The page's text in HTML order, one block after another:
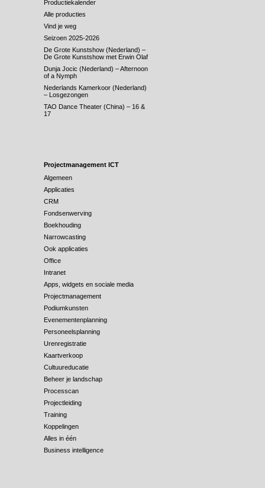
Productiekalender
Alle producties
Vind je weg
Seizoen 2025-2026
De Grote Kunstshow (Nederland) –
De Grote Kunstshow met Erwin Olaf
Dunja Jocic (Nederland) – Afternoon
of a Nymph
Nederlands Kamerkoor (Nederland)
– Losgezongen
TAO Dance Theater (China) – 16 &
17
Projectmanagement ICT
Algemeen
Applicaties
CRM
Fondsenwerving
Boekhouding
Narrowcasting
Ook applicaties
Office
Intranet
Apps, widgets en sociale media
Projectmanagement
Podiumkunsten
Evenementenplanning
Personeelsplanning
Urenregistratie
Kaartverkoop
Cultuureducatie
Beheer je landschap
Processcan
Projectleiding
Training
Koppelingen
Alles in één
Business intelligence